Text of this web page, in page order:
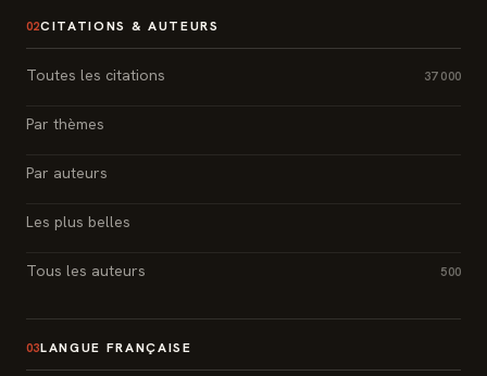
02CITATIONS & AUTEURS
Toutes les citations 37 000
Par thèmes
Par auteurs
Les plus belles
Tous les auteurs 500
03LANGUE FRANÇAISE